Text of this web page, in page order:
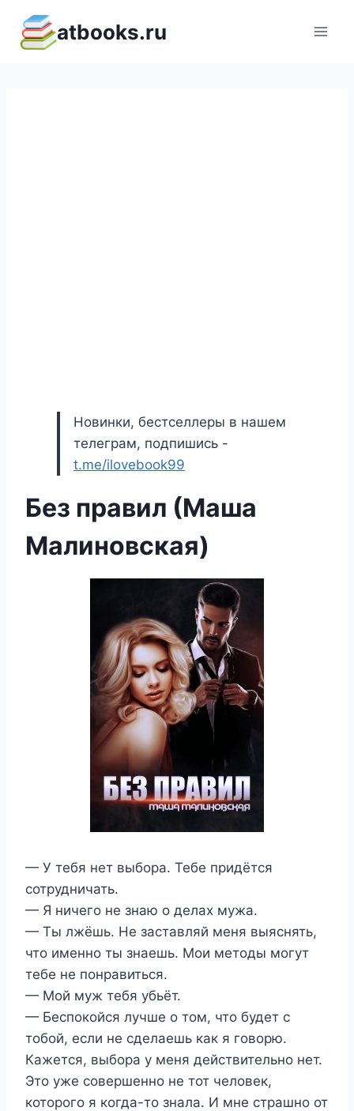
содержимому
atbooks.ru
Новинки, бестселлеры в нашем
телеграм, подпишись -
t.me/ilovebook99
Без правил (Маша
Малиновская)
— У тебя нет выбора. Тебе придётся
сотрудничать.
— Я ничего не знаю о делах мужа.
— Ты лжёшь. Не заставляй меня выяснять,
что именно ты знаешь. Мои методы могут
тебе не понравиться.
— Мой муж тебя убьёт.
— Беспокойся лучше о том, что будет с
тобой, если не сделаешь как я говорю.
Кажется, выбора у меня действительно нет.
Это уже совершенно не тот человек,
которого я когда-то знала. И мне страшно от